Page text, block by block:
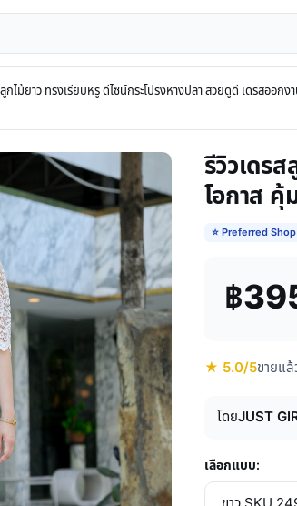
ไม้ยาว ทรงเรียบหรู ดีไซน์กระโปรงหางปลา สวยดูดี เดรสออ
รีวิวเดร
โอกาส
⭐ Preferred Shop
฿
★ 5.0/5ขายแ
โดยJUST
เลือกแบบ: